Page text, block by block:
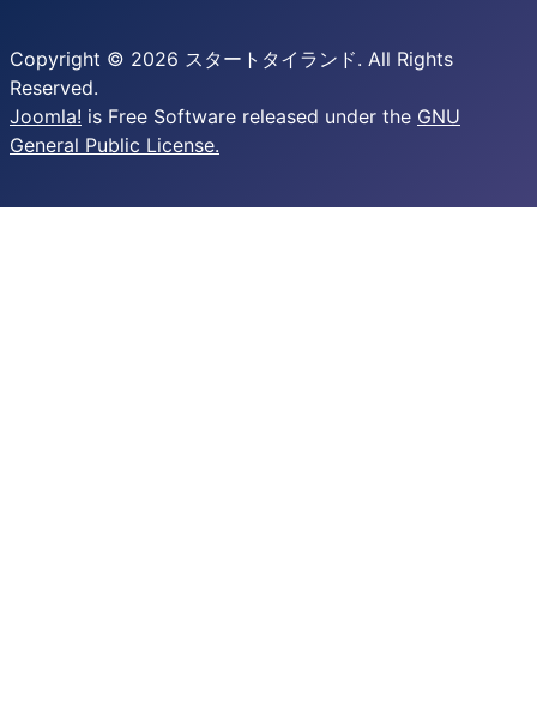
Copyright © 2026 スタートタイランド. All Rights
Reserved.
Joomla! is Free Software released under the GNU
General Public License.